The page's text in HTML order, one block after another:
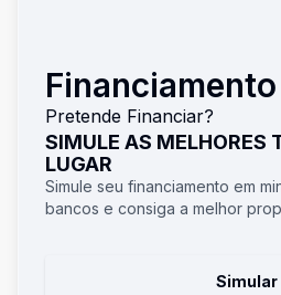
Pretende Financiar?
SIMULE AS MELHORES
LUGAR
Simule seu financiamento em
bancos e consiga a melhor
Simular